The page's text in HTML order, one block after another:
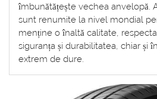
îmbunătățește vechea anvelopă.
sunt renumite la nivel mondial
menține o înaltă calitate,
siguranța și durabilitatea, chiar și
extrem de dure.